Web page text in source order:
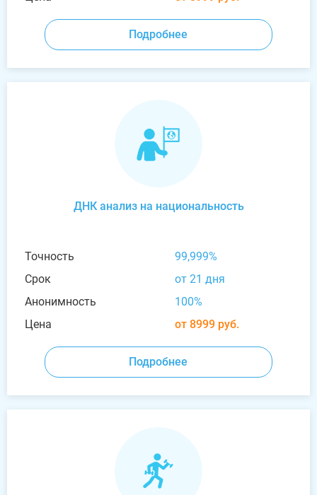
Подробнее
ДНК анализ на национальность
Точность
99,999%
Срок
от 21 дня
Анонимность
100%
Цена
от 8999 руб.
Подробнее